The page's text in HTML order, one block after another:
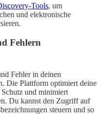
Tools, um
und elektronische
Fehlern
Fehler in deinen
Die Plattform optimiert deine
und minimiert
Du kannst den Zugriff auf
steuern und so